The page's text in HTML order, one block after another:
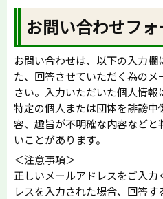
お問い合わせフォ
お問い合わせは、以下の入力
た、回答させていただく為の
さい。入力いただいた個人情報
特定の個人または団体を誹謗
容、趣旨が不明確な内容など
いことがあります。
＜注意事項＞
正しいメールアドレスをご入
レスを入力された場合、回答す